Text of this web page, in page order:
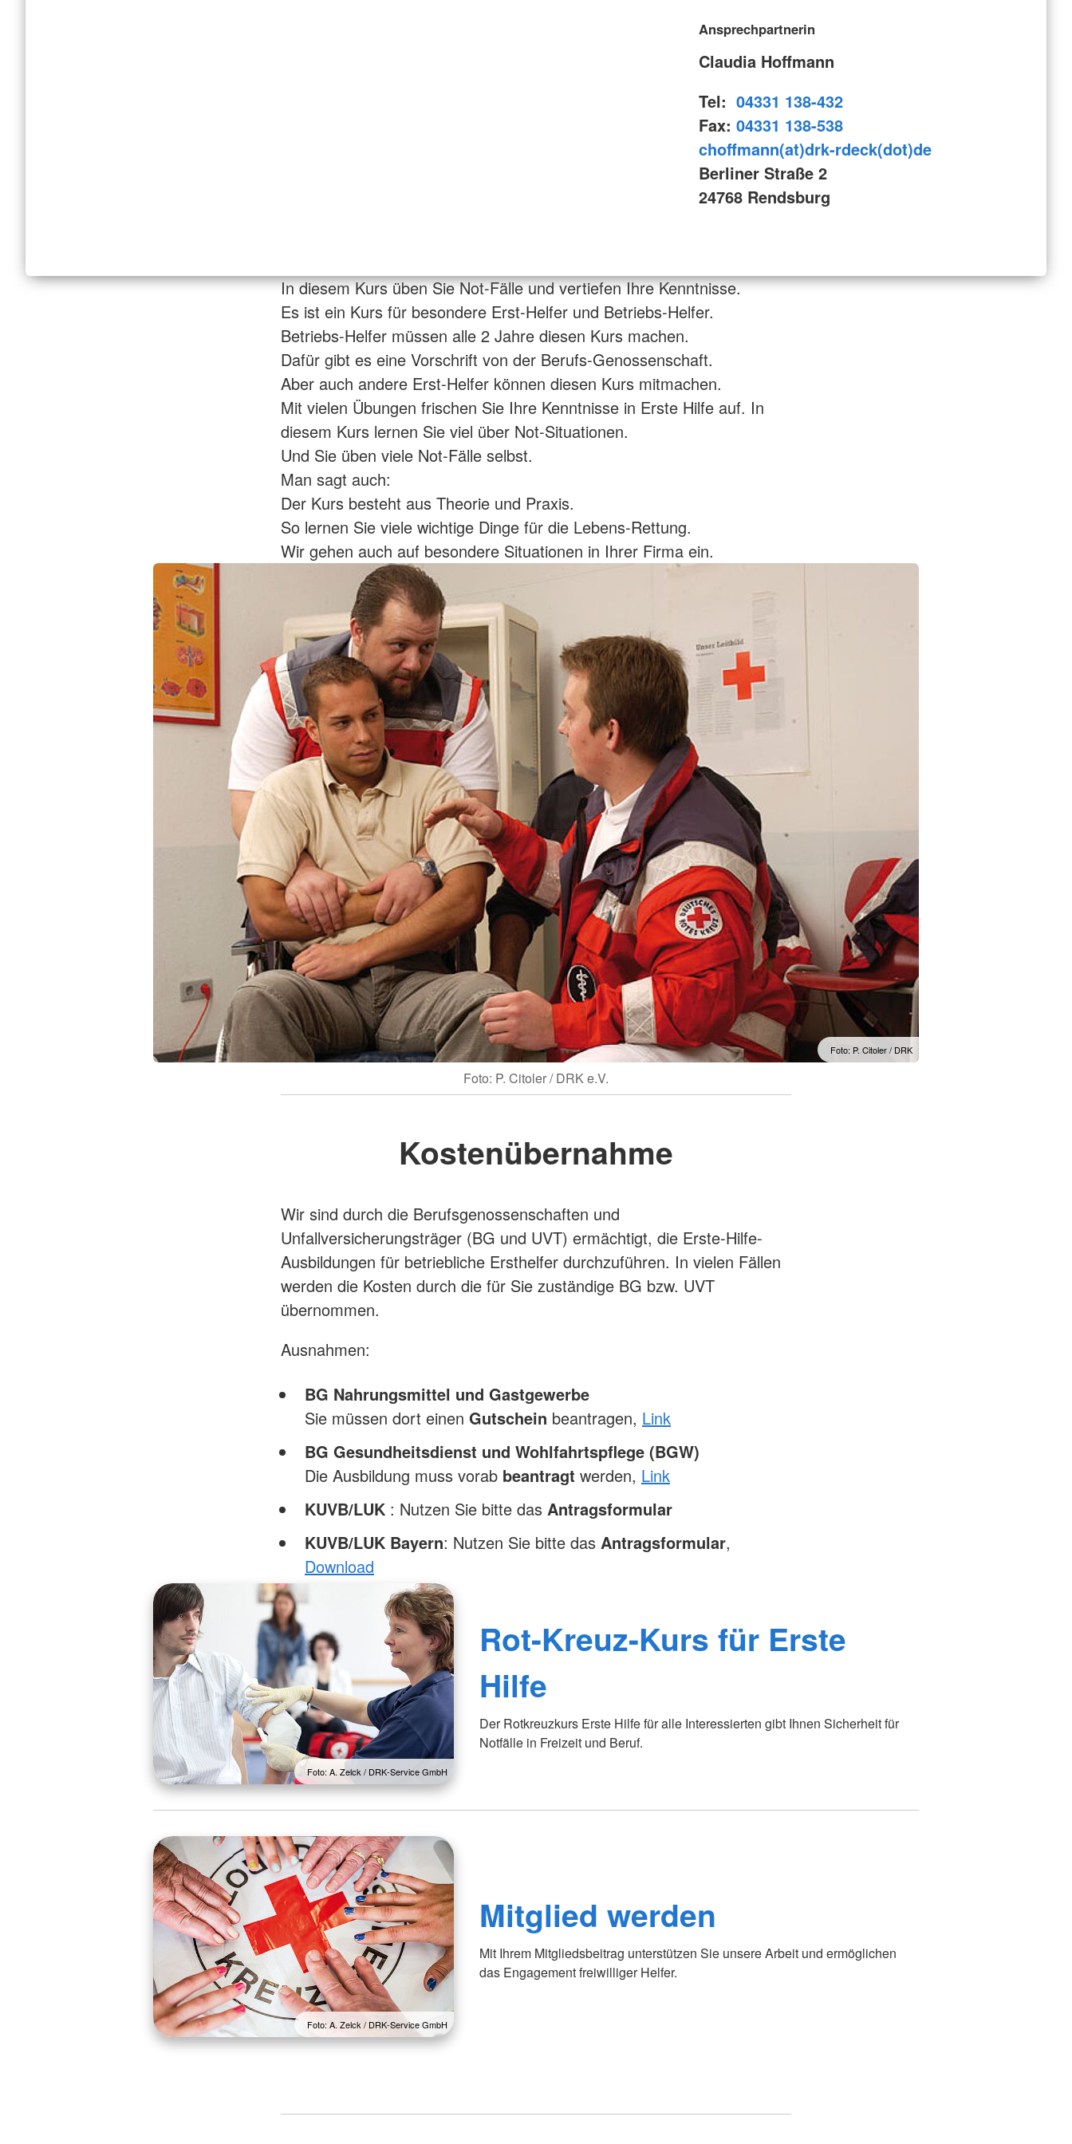
Ansprechpartnerin
Claudia Hoffmann
Tel: 04331 138-432
Fax: 04331 138-538
choffmann(at)drk-rdeck(dot)de
Berliner Straße 2
24768 Rendsburg
Foto: P. Citoler / DRK
Foto: P. Citoler / DRK e.V.
In diesem Kurs üben Sie Not-Fälle und vertiefen Ihre Kenntnisse.
Es ist ein Kurs für besondere Erst-Helfer und Betriebs-Helfer.
Betriebs-Helfer müssen alle 2 Jahre diesen Kurs machen.
Dafür gibt es eine Vorschrift von der Berufs-Genossenschaft.
Aber auch andere Erst-Helfer können diesen Kurs mitmachen.
Mit vielen Übungen frischen Sie Ihre Kenntnisse in Erste Hilfe auf. In
diesem Kurs lernen Sie viel über Not-Situationen.
Und Sie üben viele Not-Fälle selbst.
Man sagt auch:
Der Kurs besteht aus Theorie und Praxis.
So lernen Sie viele wichtige Dinge für die Lebens-Rettung.
Wir gehen auch auf besondere Situationen in Ihrer Firma ein.
Kostenübernahme
Wir sind durch die Berufsgenossenschaften und
Unfallversicherungsträger (BG und UVT) ermächtigt, die Erste-Hilfe-
Ausbildungen für betriebliche Ersthelfer durchzuführen. In vielen Fällen
werden die Kosten durch die für Sie zuständige BG bzw. UVT
übernommen.
Ausnahmen:
BG Nahrungsmittel und Gastgewerbe
Sie müssen dort einen Gutschein beantragen, Link
BG Gesundheitsdienst und Wohlfahrtspflege (BGW)
Die Ausbildung muss vorab beantragt werden, Link
KUVB/LUK : Nutzen Sie bitte das Antragsformular
KUVB/LUK Bayern: Nutzen Sie bitte das Antragsformular,
Download
Foto: A. Zelck / DRK-Service GmbH
Rot-Kreuz-Kurs für Erste
Hilfe
Der Rotkreuzkurs Erste Hilfe für alle Interessierten gibt Ihnen Sicherheit für
Notfälle in Freizeit und Beruf.
Foto: A. Zelck / DRK-Service GmbH
Mitglied werden
Mit Ihrem Mitgliedsbeitrag unterstützen Sie unsere Arbeit und ermöglichen
das Engagement freiwilliger Helfer.